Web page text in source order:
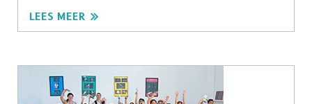
LEES MEER